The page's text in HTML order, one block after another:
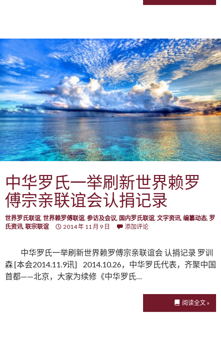
中华罗氏一举刷新世界赖罗
傅宗亲联谊会认捐记录
世界罗氏联谊, 世界赖罗傅联谊, 参访及会议, 国内罗氏联谊, 文字资讯, 编纂动态, 罗
氏资讯, 联宗联谊 2014 年 11 月 9 日 添加评论
中华罗氏一举刷新世界赖罗傅宗亲联谊会 认捐记录 罗训
森 [本会2014.11.9讯] 2014.10.26，中华罗氏代表，齐聚中国
首都——北京，大家为续修《中华罗氏…
阅读全文 »